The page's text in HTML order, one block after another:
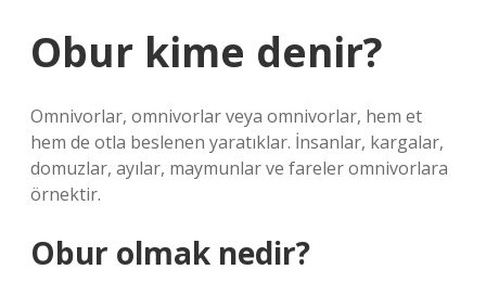
Obur kime denir?
Omnivorlar, omnivorlar veya omnivorlar, hem et
hem de otla beslenen yaratıklar. İnsanlar, kargalar,
domuzlar, ayılar, maymunlar ve fareler omnivorlara
örnektir.
Obur olmak nedir?